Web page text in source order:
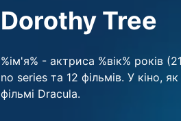
Dorothy Tree
%ім'я% - актриса %вік% років
no series та 12 фільмів. У кіно,
фільмі Dracula.